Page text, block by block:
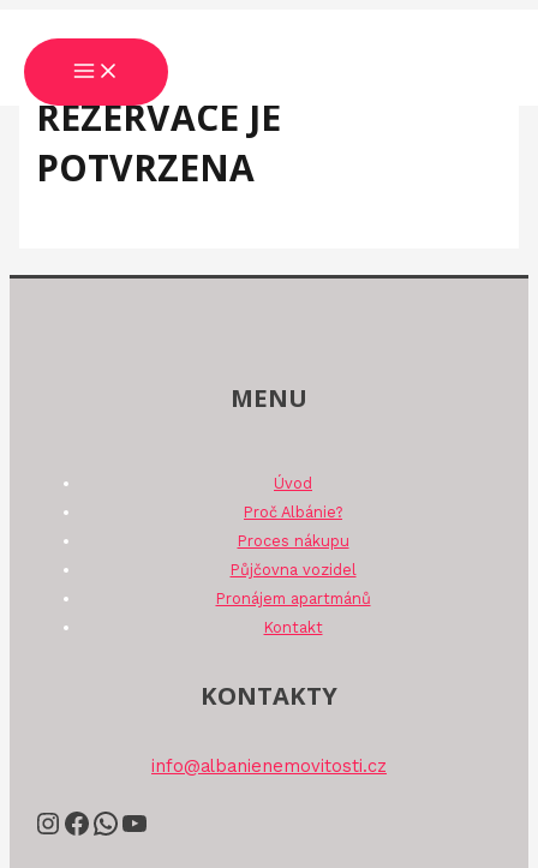
obsah
REZERVACE JE
POTVRZENA
MENU
Úvod
Proč Albánie?
Proces nákupu
Půjčovna vozidel
Pronájem apartmánů
Kontakt
KONTAKTY
info@albanienemovitosti.cz